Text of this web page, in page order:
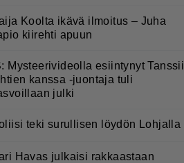
Koolta ikävä ilmoitus – Juha
kiirehti apuun
Mysteerivideolla esiintynyt Tanssii
kanssa -juontaja tuli
julki
teki surullisen löydön Lohjalla
Havas julkaisi rakkaastaan